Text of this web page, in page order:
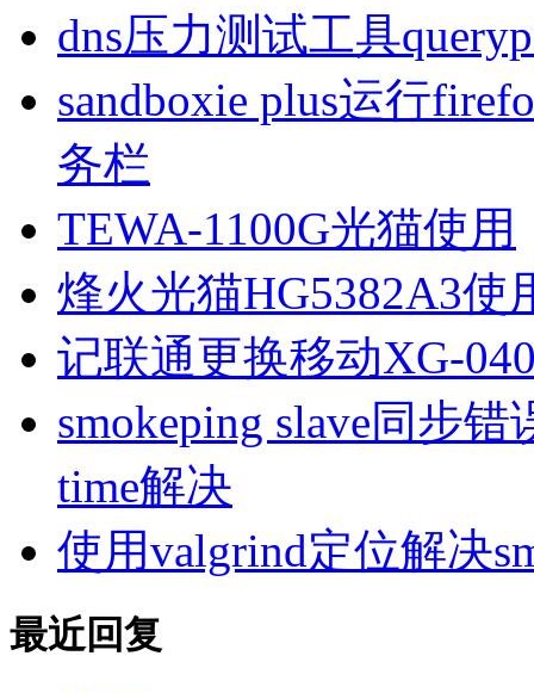
dns压力测试工具
sandboxie plus运行
务栏
TEWA-1100G光猫使用
烽火光猫HG5382A3使
记联通更换移动XG-
smokeping slave同步错
time解决
使用valgrind定位解决
最近回复